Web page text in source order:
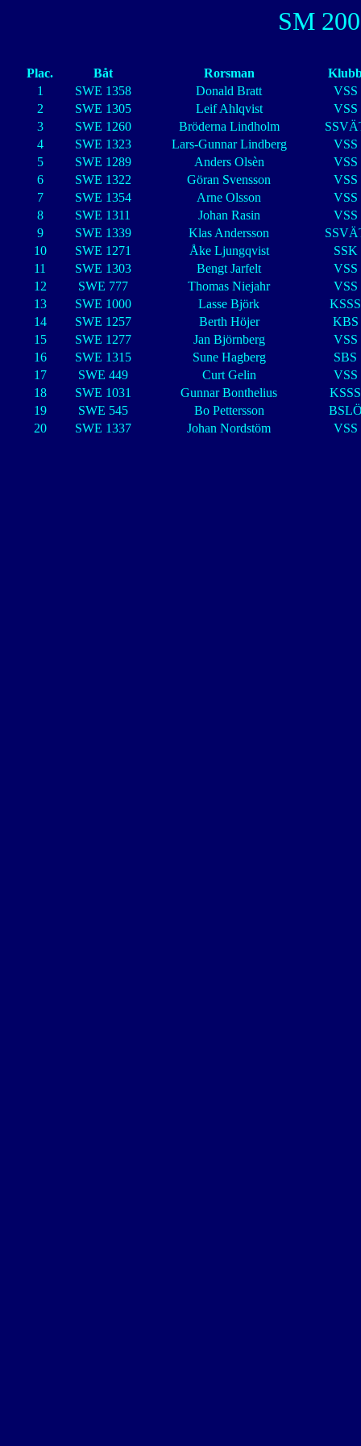
SM
Plac. Båt Rorsman
1
SWE 1358 Donald Bratt
VSS
2
SWE 1305 Leif Ahlqvist
VSS
3
SWE 1260 Bröderna Lindholm
4
SWE 1323 Lars-Gunnar Lindberg
VSS
5
SWE 1289 Anders Olsèn
VSS
6
SWE 1322 Göran Svensson
VSS
7
SWE 1354 Arne Olsson
VSS
8
SWE 1311 Johan Rasin
VSS
9
SWE 1339 Klas Andersson
10
SWE 1271 Åke Ljungqvist
SSK
11
SWE 1303 Bengt Jarfelt
VSS
12
SWE 777 Thomas Niejahr
VSS
13
SWE 1000 Lasse Björk
KSSS
14
SWE 1257 Berth Höjer
KBS
15
SWE 1277 Jan Björnberg
VSS
16
SWE 1315 Sune Hagberg
SBS
17
SWE 449 Curt Gelin
VSS
18
SWE 1031 Gunnar Bonthelius
KSSS
19
SWE 545 Bo Pettersson
20
SWE 1337 Johan Nordstöm VSS